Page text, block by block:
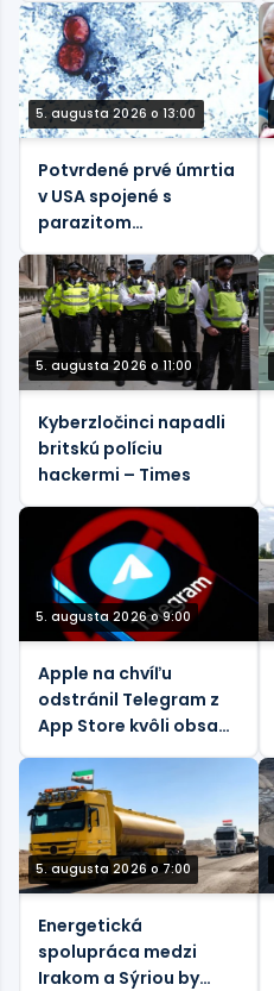
Afrike
5. augusta 2026 o 13:00
Potvrdené prvé úmrtia
v USA spojené s
parazitom
5. augusta 2026 o 11:00
Kyberzločinci napadli
britskú políciu
hackermi – Times
5. augusta 2026 o 9:00
Apple na chvíľu
odstránil Telegram z
App Store kvôli obsahu
zneužívanému deťom
5. augusta 2026 o 7:00
Energetická
spolupráca medzi
Irakom a Sýriou by